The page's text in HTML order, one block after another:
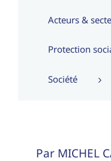
Par MICHEL
Acteurs &
Protection
Société